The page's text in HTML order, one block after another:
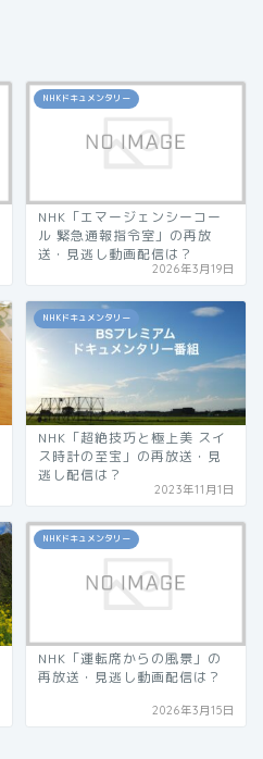
NHKドキュメンタリー
NHK「エマージェンシーコー
ル 緊急通報指令室」の再放
送・見逃し動画配信は？
2026年3月19日
NHKドキュメンタリー
NHK「超絶技巧と極上美 スイ
ス時計の至宝」の再放送・見
逃し配信は？
2023年11月1日
NHKドキュメンタリー
NHK「運転席からの風景」の
再放送・見逃し動画配信は？
2026年3月15日